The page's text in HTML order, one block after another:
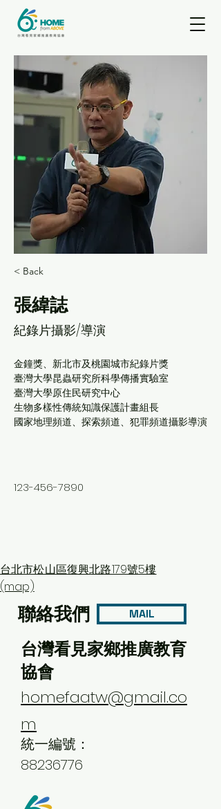
< Back
張緯誌
紀錄片攝影/導演
金鐘獎、新北市及桃園城市紀錄片獎
臺灣大學昆蟲研究所科學傳播實驗室
臺灣大學原住民研究中心
生物多樣性傳統知識保護計畫組長
國家地理頻道、探索頻道、犯罪頻道攝影導演
123-456-7890
台北市松山區復興北路179號5樓
(map)
聯絡我們 MAIL
台灣看見家鄉推廣教育
協會
homefaatw@gmail.co
m
統一編號：
88236776